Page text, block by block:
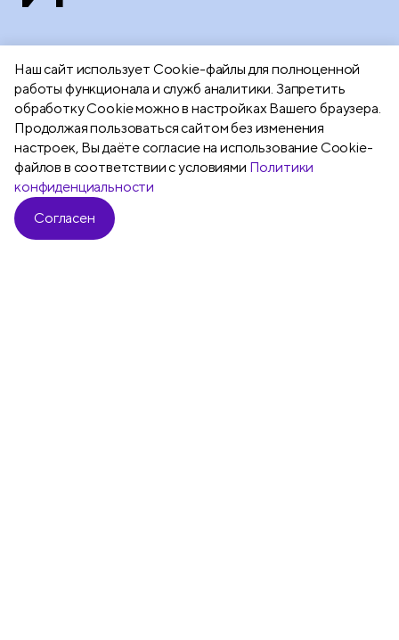
Наш сайт использует Сookie-файлы для полноценной
работы функционала и служб аналитики. Запретить
обработку Cookie можно в настройках Вашего браузера.
Продолжая пользоваться сайтом без изменения
настроек, Вы даёте согласие на использование Cookie-
файлов в соответствии с условиями Политики
конфиденциальности
Согласен
мотивы.